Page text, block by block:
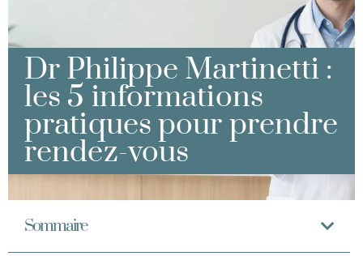
Dr Philippe Martinetti :
les 5 informations
pratiques pour prendre
rendez-vous
Sommaire